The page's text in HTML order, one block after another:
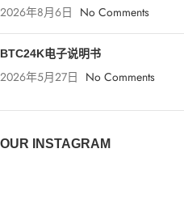
2026年8月6日 No Comments
BTC24K电子说明书
2026年5月27日 No Comments
OUR INSTAGRAM